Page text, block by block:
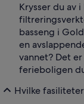
Krysser du av
basseng i
en
vannet? Det
ferieboligen
Hvilke